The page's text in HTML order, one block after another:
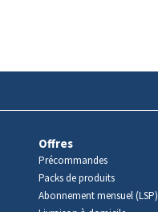
Offres
Précommandes
Packs de produits
Abonnement mensuel (LSP)